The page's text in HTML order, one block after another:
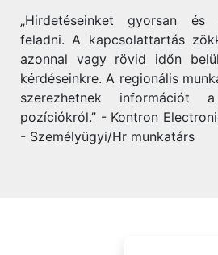
„Hirdetéseinket gyorsan és
feladni. A kapcsolattartás
azonnal vagy rövid időn
kérdéseinkre. A regionális
szerezhetnek információt
pozíciókról.” - Kontron
- Személyügyi/Hr munkatárs